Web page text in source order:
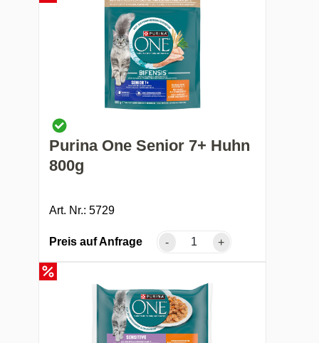
Purina One Senior 7+ Huhn
800g
Art. Nr.: 5729
Preis auf Anfrage - +